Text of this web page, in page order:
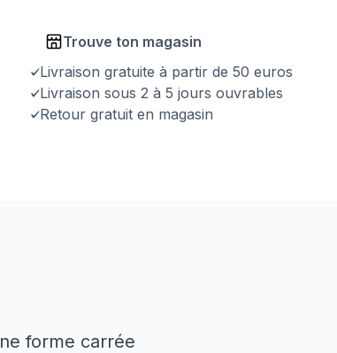
Trouve ton magasin
Livraison gratuite à partir de 50 euros
Livraison sous 2 à 5 jours ouvrables
Retour gratuit en magasin
forme carrée